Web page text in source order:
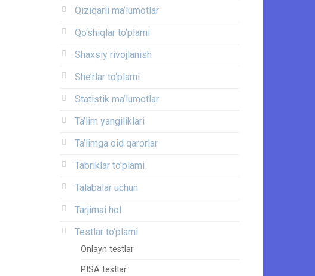
Qiziqarli ma’lumotlar
Qo‘shiqlar to‘plami
Shaxsiy rivojlanish
She’rlar to‘plami
Statistik ma’lumotlar
Ta’lim yangiliklari
Ta’limga oid qarorlar
Tabriklar to'plami
Talabalar uchun
Tarjimai hol
Testlar to‘plami
Onlayn testlar
PISA testlar